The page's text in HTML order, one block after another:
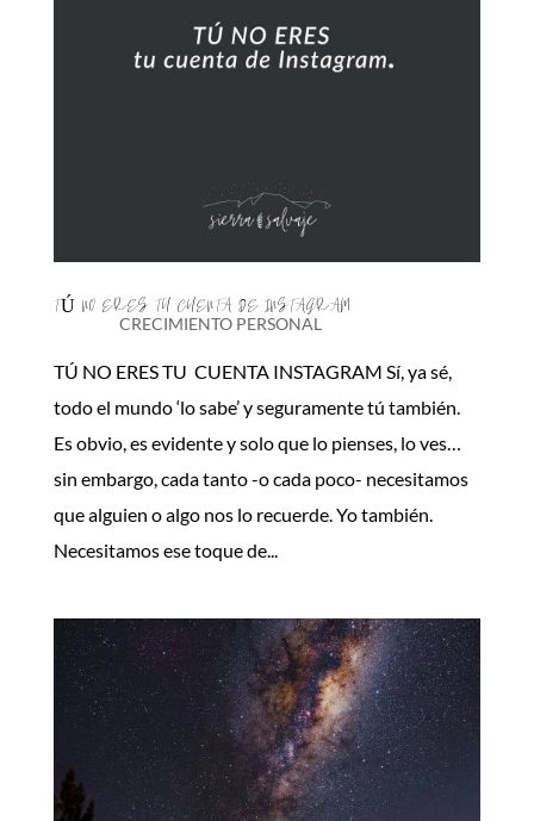
TÚ NO ERES TU CUENTA DE INSTAGRAM
CRECIMIENTO PERSONAL
TÚ NO ERES TU CUENTA INSTAGRAM Sí, ya sé,
todo el mundo ‘lo sabe’ y seguramente tú también.
Es obvio, es evidente y solo que lo pienses, lo ves…
sin embargo, cada tanto -o cada poco- necesitamos
que alguien o algo nos lo recuerde. Yo también.
Necesitamos ese toque de...